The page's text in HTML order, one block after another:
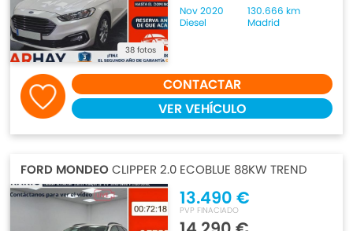
38 fotos
Nov 2020
130.666 km
Diesel
Madrid
CONTACTAR
VER VEHÍCULO
FORD MONDEOCLIPPER 2.0 ECOBLUE 88KW TREND
13.490 €
PVP FINACIADO